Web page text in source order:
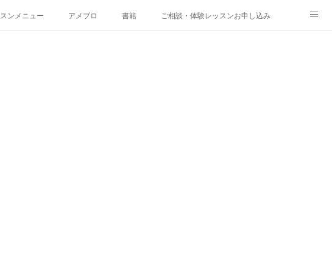
ンメニュー アメブロ 書籍 ご相談・体験レッスンお申し込み